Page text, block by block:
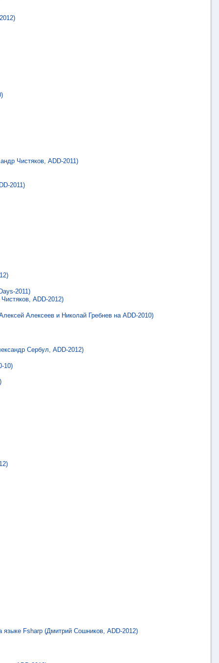
Чистяков, ADD-2011)
2011)
2011)
ADD-2012)
Алексеев и Николай Гребнев на ADD-2010)
Сербул, ADD-2012)
10)
языке Fsharp (Дмитрий Сошников, ADD-2012)